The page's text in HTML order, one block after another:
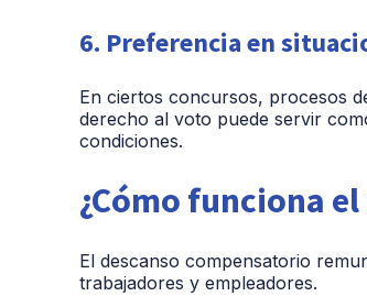
6. Preferencia en
En ciertos concursos, procesos
derecho al voto puede servir
condiciones.
¿Cómo funciona
El descanso compensatorio
trabajadores y empleadores.